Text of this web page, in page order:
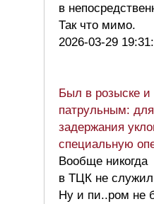
в
Так что мимо.
2026-03-29
Был в розыске и
патрульным: для
задержания
специальную
Вообще никогда
в ТЦК не
Ну и пи..ром не